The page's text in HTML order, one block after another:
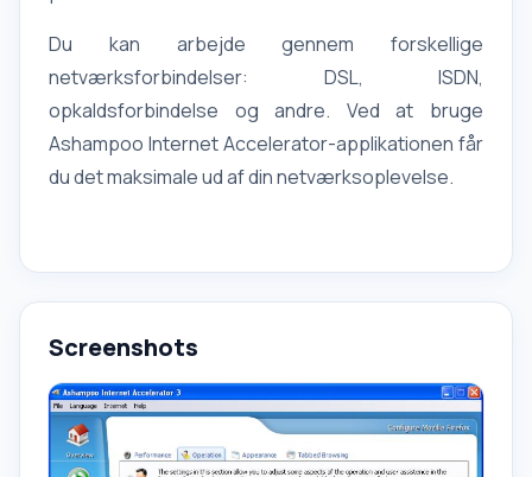
Du kan arbejde gennem forskellige
netværksforbindelser: DSL, ISDN,
opkaldsforbindelse og andre. Ved at bruge
Ashampoo Internet Accelerator-applikationen får
du det maksimale ud af din netværksoplevelse.
Screenshots